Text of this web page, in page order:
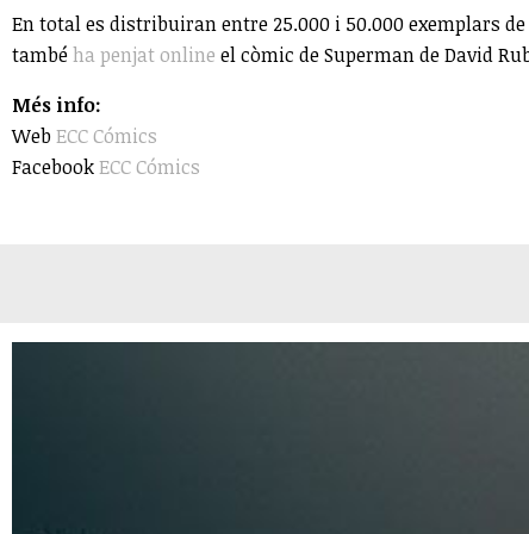
En total es distribuiran entre 25.000 i 50.000 exemplars
tambéha penjat online el còmic de Superman de David
Més info:
WebECC Cómics
FacebookECC Cómics